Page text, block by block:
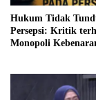
Hukum Tidak
Persepsi: Kritik
Monopoli